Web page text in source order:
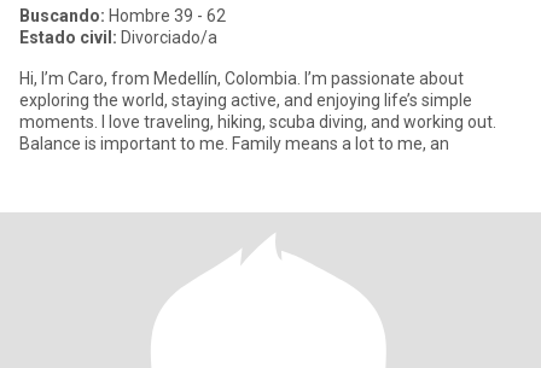
Buscando: Hombre 39 - 62
Estado civil: Divorciado/a
Hi, I’m Caro, from Medellín, Colombia. I’m passionate about
exploring the world, staying active, and enjoying life’s simple
moments. I love traveling, hiking, scuba diving, and working out.
Balance is important to me. Family means a lot to me, an